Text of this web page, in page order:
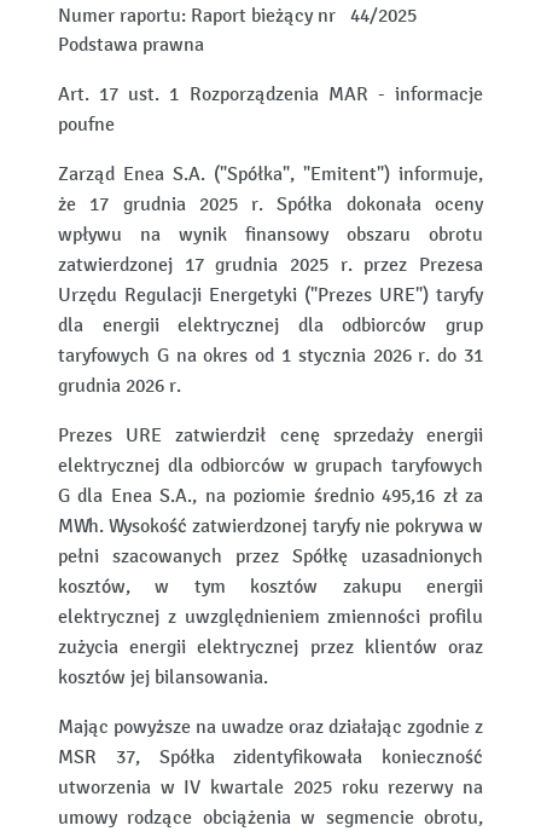
Numer raportu: Raport bieżący nr 44/2025
Podstawa prawna
Art. 17 ust. 1 Rozporządzenia MAR - informacje
poufne
Zarząd Enea S.A. ("Spółka", "Emitent") informuje,
że 17 grudnia 2025 r. Spółka dokonała oceny
wpływu na wynik finansowy obszaru obrotu
zatwierdzonej 17 grudnia 2025 r. przez Prezesa
Urzędu Regulacji Energetyki ("Prezes URE") taryfy
dla energii elektrycznej dla odbiorców grup
taryfowych G na okres od 1 stycznia 2026 r. do 31
grudnia 2026 r.
Prezes URE zatwierdził cenę sprzedaży energii
elektrycznej dla odbiorców w grupach taryfowych
G dla Enea S.A., na poziomie średnio 495,16 zł za
MWh. Wysokość zatwierdzonej taryfy nie pokrywa w
pełni szacowanych przez Spółkę uzasadnionych
kosztów, w tym kosztów zakupu energii
elektrycznej z uwzględnieniem zmienności profilu
zużycia energii elektrycznej przez klientów oraz
kosztów jej bilansowania.
Mając powyższe na uwadze oraz działając zgodnie z
MSR 37, Spółka zidentyfikowała konieczność
utworzenia w IV kwartale 2025 roku rezerwy na
umowy rodzące obciążenia w segmencie obrotu,